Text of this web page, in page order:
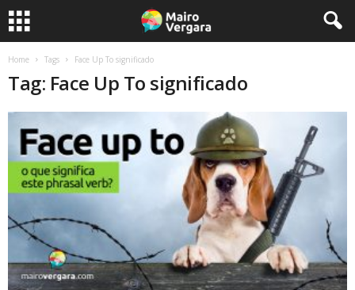
Home Tags Face Up To significado
Tag: Face Up To significado